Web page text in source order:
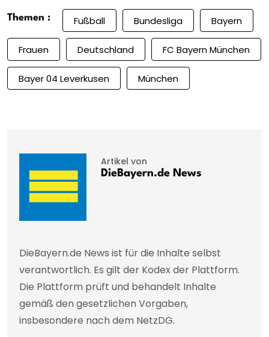
Themen : Fußball Bundesliga Bayern
Frauen Deutschland FC Bayern München
Bayer 04 Leverkusen München
Artikel von
DieBayern.de News
DieBayern.de News ist für die Inhalte selbst
verantwortlich. Es gilt der Kodex der Plattform.
Die Plattform prüft und behandelt Inhalte
gemäß den gesetzlichen Vorgaben,
insbesondere nach dem NetzDG.